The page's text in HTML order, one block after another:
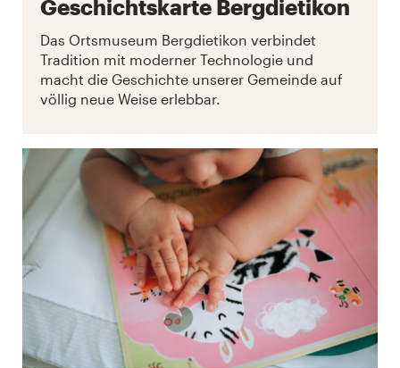
Geschichtskarte Bergdietikon
Das Ortsmuseum Bergdietikon verbindet
Tradition mit moderner Technologie und
macht die Geschichte unserer Gemeinde auf
völlig neue Weise erlebbar.